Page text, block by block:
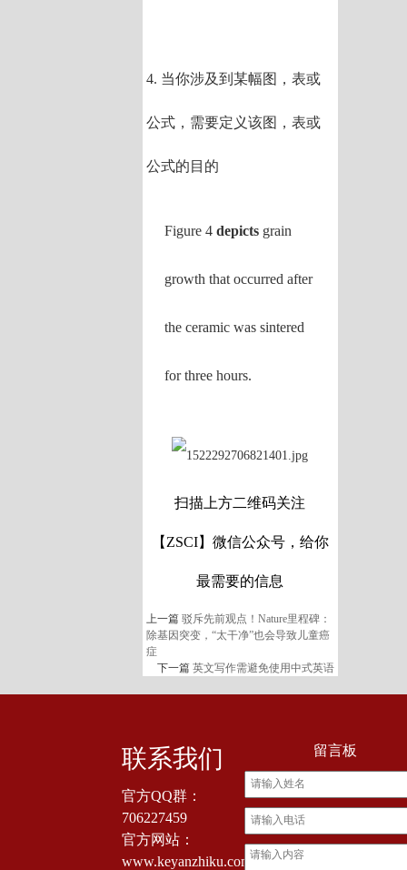
4. 当你涉及到某幅图，表或
公式，需要定义该图，表或
公式的目的
Figure 4depicts grain
growth that occurred after
the ceramic was sintered
for three hours.
扫描上方二维码关注
【ZSCI】微信公众号，给你
最需要的信息
上一篇驳斥先前观点！Nature里程碑：
除基因突变，“太干净”也会导致儿童癌
症
下一篇 英文写作需避免使用中式英语
联系我们
官方QQ群：
706227459
官方网站：
www.keyanzhiku.com
留言板